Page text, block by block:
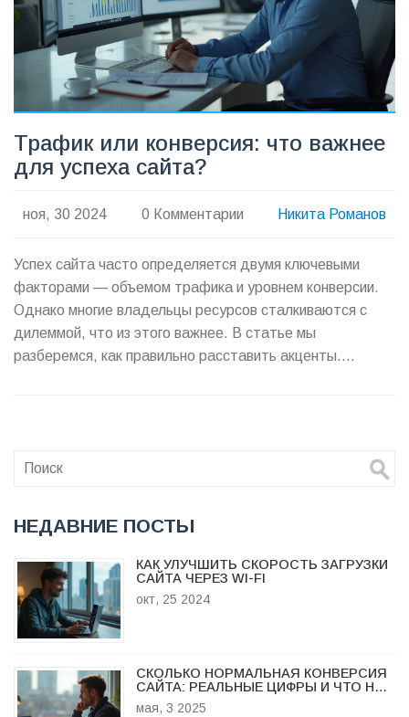
Трафик или конверсия: что важнее
для успеха сайта?
ноя, 30 2024 0 Комментарии Никита Романов
Успех сайта часто определяется двумя ключевыми
факторами — объемом трафика и уровнем конверсии.
Однако многие владельцы ресурсов сталкиваются с
дилеммой, что из этого важнее. В статье мы
разберемся, как правильно расставить акценты.
НЕДАВНИЕ ПОСТЫ
КАК УЛУЧШИТЬ СКОРОСТЬ ЗАГРУЗКИ
САЙТА ЧЕРЕЗ WI-FI
окт, 25 2024
СКОЛЬКО НОРМАЛЬНАЯ КОНВЕРСИЯ
САЙТА: РЕАЛЬНЫЕ ЦИФРЫ И ЧТО НА
НИХ ВЛИЯЕТ
мая, 3 2025